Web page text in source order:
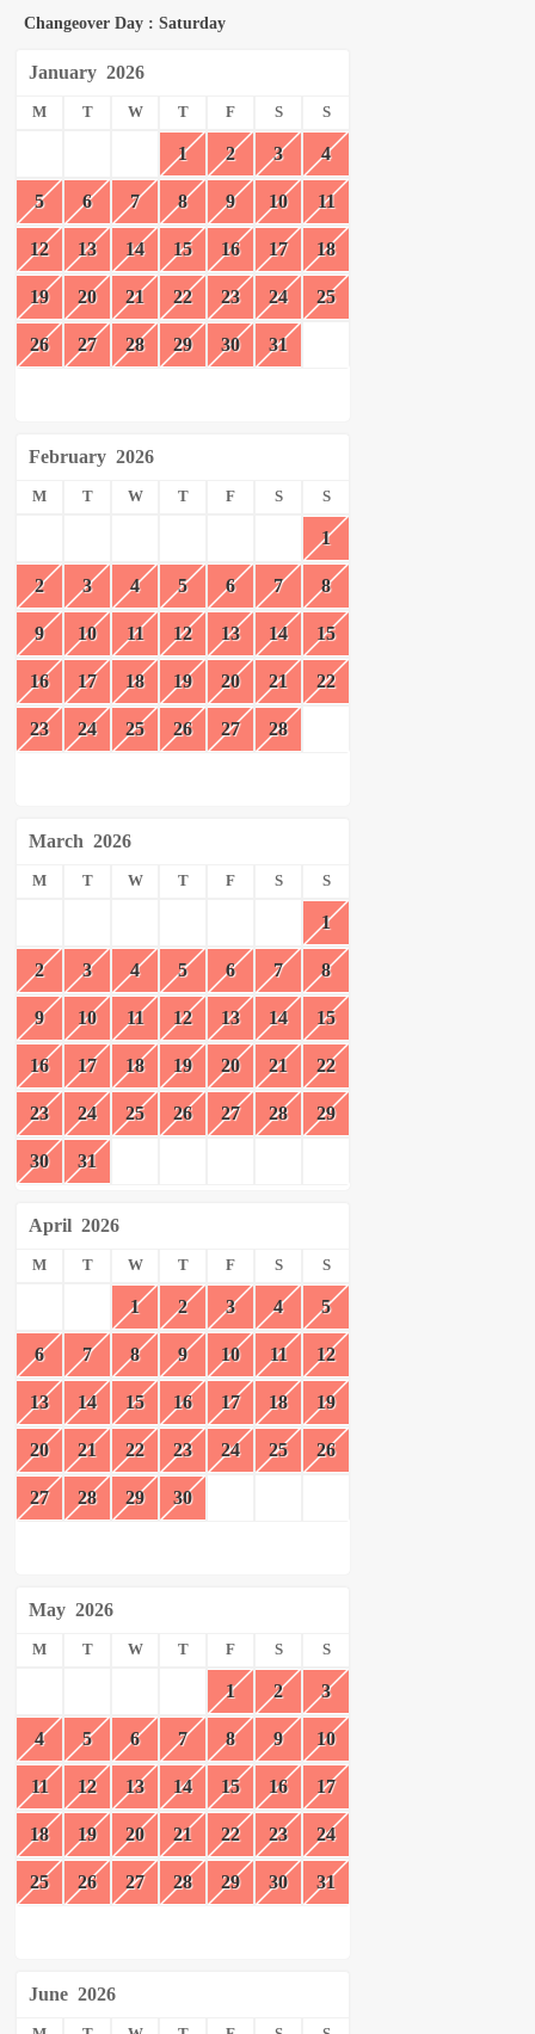
Changeover Day : Saturday
January 2026
M T W T F S S
1 2 3 4
5 6 7 8 9 10 11
12 13 14 15 16 17 18
19 20 21 22 23 24 25
26 27 28 29 30 31
February 2026
M T W T F S S
1
2 3 4 5 6 7 8
9 10 11 12 13 14 15
16 17 18 19 20 21 22
23 24 25 26 27 28
March 2026
M T W T F S S
1
2 3 4 5 6 7 8
9 10 11 12 13 14 15
16 17 18 19 20 21 22
23 24 25 26 27 28 29
30 31
April 2026
M T W T F S S
1 2 3 4 5
6 7 8 9 10 11 12
13 14 15 16 17 18 19
20 21 22 23 24 25 26
27 28 29 30
May 2026
M T W T F S S
1 2 3
4 5 6 7 8 9 10
11 12 13 14 15 16 17
18 19 20 21 22 23 24
25 26 27 28 29 30 31
June 2026